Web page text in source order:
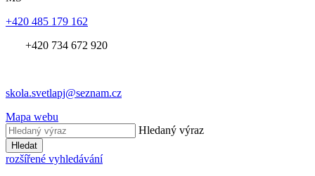
+420 485 179 162
+420 734 672 920
skola.svetlapj@seznam.cz
Mapa webu
Hledaný výraz
Hledat
rozšířené vyhledávání